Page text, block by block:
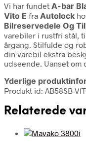
Vi har fundet A-bar
Vito E fra Autolock
Bilreservedele Og
varebiler i rustfri stål,
årgang. Stilfulde og
din varebil ekstra
udseende. Uanset
Yderlige
Produkt id: AB58SB-
Relaterede